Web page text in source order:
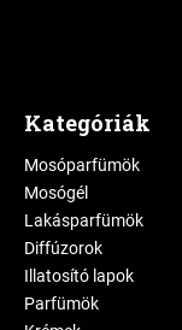
Kategóriák
Mosóparfümök
Mosógél
Lakásparfümök
Diffúzorok
Illatosító lapok
Parfümök